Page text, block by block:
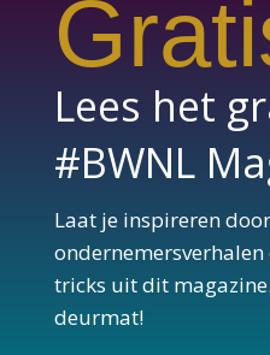
Lees het
#BWNL
Laat je inspireren
ondernemersverhalen
tricks uit dit
deurmat!